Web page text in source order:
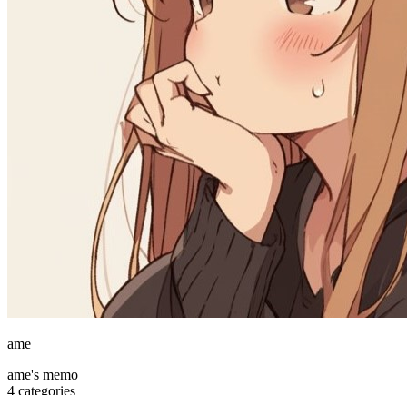
ame
ame's memo
4 categories